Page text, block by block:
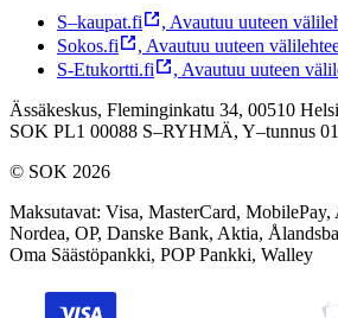
S–kaupat.fi , Avautuu uuteen
Sokos.fi
, Avautuu uuteen
S-Etukortti.fi
, Avautuu uuteen
Ässäkeskus, Fleminginkatu 34, 00510
SOK PL1 00088 S–RYHMÄ, Y–tunnus
© SOK 2026
Maksutavat: Visa, MasterCard, MobilePay,
Nordea, OP, Danske Bank, Aktia,
Oma Säästöpankki, POP Pankki, Walley